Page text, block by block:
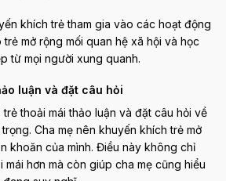
khích trẻ tham gia vào các hoạt động
mở rộng mối quan hệ xã hội và học
từ mọi người xung quanh.
luận và đặt câu hỏi
thoải mái thảo luận và đặt câu hỏi về
Cha mẹ nên khuyến khích trẻ mở
khoăn của mình. Điều này không chỉ
mái hơn mà còn giúp cha mẹ cũng hiểu